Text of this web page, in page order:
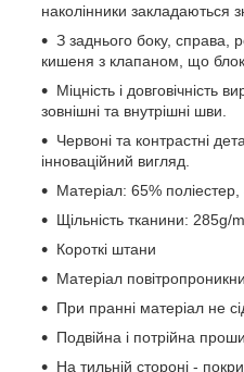
наколінники закладаються
З заднього боку, справа,
кишеня з клапаном, що
Міцність і довговічність
зовнішні та внутрішні шви.
Червоні та контрастні
інноваційний вигляд.
Матеріал: 65% поліестер,
Щільність тканини: 285g/m
Короткі штани
Матеріал
При пранні матеріал не
Подвійна і потрійна
На тильній стороні -